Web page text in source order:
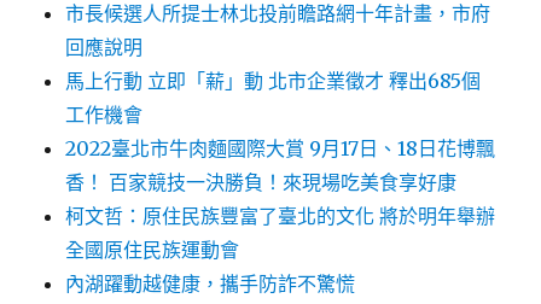
市長候選人所提士林北投前瞻路網十年計畫，市府
回應說明
馬上行動 立即「薪」動 北市企業徵才 釋出685個
工作機會
2022臺北市牛肉麵國際大賞 9月17日、18日花博飄
香！ 百家競技一決勝負！來現場吃美食享好康
柯文哲：原住民族豐富了臺北的文化 將於明年舉辦
全國原住民族運動會
內湖躍動越健康，攜手防詐不驚慌